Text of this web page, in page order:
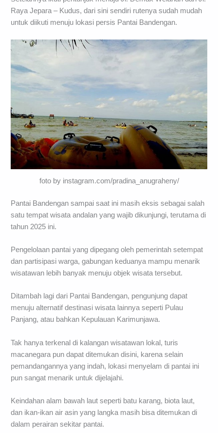
Raya Jepara – Kudus, dari sini sendiri rutenya sudah mudah
untuk diikuti menuju lokasi persis Pantai Bandengan.
foto by instagram.com/pradina_anugraheny/
Pantai Bandengan sampai saat ini masih eksis sebagai salah
satu tempat wisata andalan yang wajib dikunjungi, terutama di
tahun 2025 ini.
Pengelolaan pantai yang dipegang oleh pemerintah setempat
dan partisipasi warga, gabungan keduanya mampu menarik
wisatawan lebih banyak menuju objek wisata tersebut.
Ditambah lagi dari Pantai Bandengan, pengunjung dapat
menuju alternatif destinasi wisata lainnya seperti Pulau
Panjang, atau bahkan Kepulauan Karimunjawa.
Tak hanya terkenal di kalangan wisatawan lokal, turis
macanegara pun dapat ditemukan disini, karena selain
pemandangannya yang indah, lokasi menyelam di pantai ini
pun sangat menarik untuk dijelajahi.
Keindahan alam bawah laut seperti batu karang, biota laut,
dan ikan-ikan air asin yang langka masih bisa ditemukan di
dalam perairan sekitar pantai.